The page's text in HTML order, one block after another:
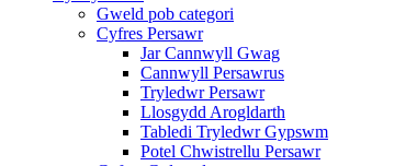
Gweld pob categori
Cyfres Persawr
Jar Cannwyll Gwag
Cannwyll Persawrus
Tryledwr Persawr
Llosgydd Arogldarth
Tabledi Tryledwr Gypswm
Potel Chwistrellu Persawr